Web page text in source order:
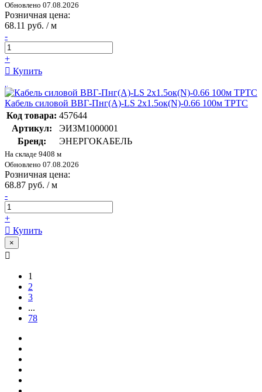
Обновлено 07.08.2026
Розничная цена:
68.11 руб. / м
-
+
Купить
Кабель силовой ВВГ-Пнг(А)-LS 2х1.5ок(N)-0.66 100м ТРТС
Код товара: 457644
Артикул:
ЭИЗМ1000001
Бренд:
ЭНЕРГОКАБЕЛЬ
На складе 9408 м
Обновлено 07.08.2026
Розничная цена:
68.87 руб. / м
-
+
Купить
×
1
2
3
...
78